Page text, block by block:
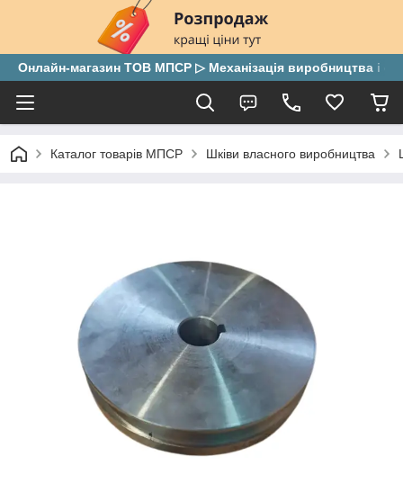
Онлайн-магазин ТОВ МПСР ▷ Механізація виробництва і
Каталог товарів МПСР Шківи власного виробництва